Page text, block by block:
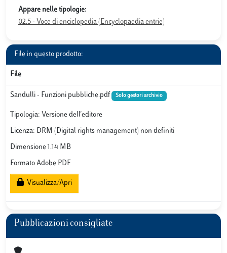
Appare nelle tipologie:
02.5 - Voce di enciclopedia (Encyclopaedia entrie)
File in questo prodotto:
File
Sandulli - Funzioni pubbliche.pdf Solo gestori archivio
Tipologia: Versione dell'editore
Licenza: DRM (Digital rights management) non definiti
Dimensione 1.14 MB
Formato Adobe PDF
Visualizza/Apri
Pubblicazioni consigliate